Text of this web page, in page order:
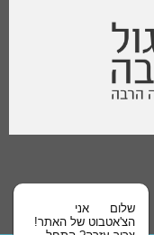
שלום
אני
הצ'אטבוט של האתר!